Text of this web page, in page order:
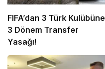
FIFA’dan 3 Türk Kulübüne
3 Dönem Transfer
Yasağı!